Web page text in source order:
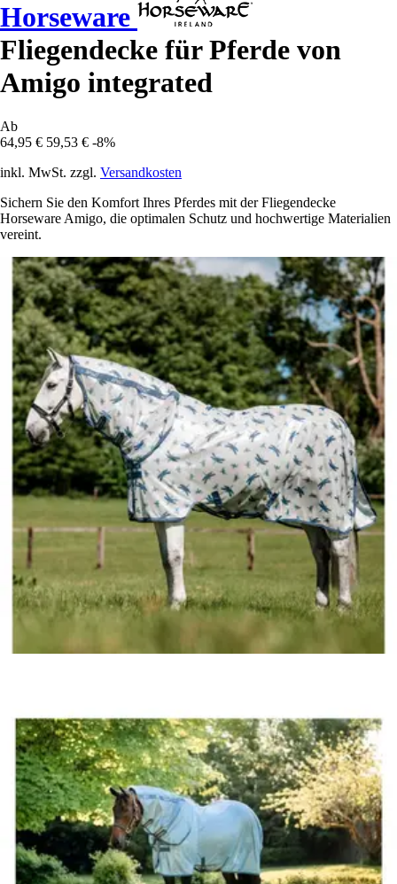
Horseware
Fliegendecke für Pferde von
Amigo integrated
Ab
64,95 € 59,53 € -8%
inkl. MwSt. zzgl. Versandkosten
Sichern Sie den Komfort Ihres Pferdes mit der Fliegendecke
Horseware Amigo, die optimalen Schutz und hochwertige Materialien
vereint.